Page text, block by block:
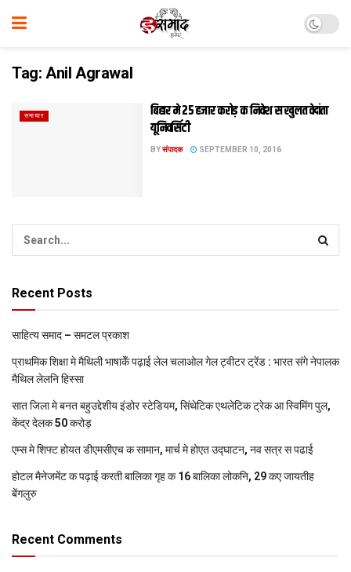
Tag: Anil Agrawal
समाचार
बिहार मे 25 हजार करोड़ क निवेश स खुलत वेदांता
यूनिवर्सिटी
BYसंपादक SEPTEMBER 10, 2016
Recent Posts
साहित्य समाद – समटल प्रकाश
प्राथमिक शि‍क्षा मे मैथि‍ली भाषाकेँ पढ़ाई लेल चलाओल गेल ट्वीटर ट्रेंड : भारत संगे नेपालक
मैथिल लेलनि हिस्सा
सात जिला मे बनत बहुउद्देशीय इंडोर स्‍टेडि‍यम, सिंथेटिक एथलेटिक ट्रेक आ स्विमिंग पुल,
केंद्र देलक 50 करोड़
एम्स मे शिफ्ट होयत डीएमसीएच क सामान, मार्च मे होएत उद्घाटन, नव सत्र स पढाई
होटल मैनेजमेंट क पढ़ाई करती बालिका गृह क 16 बालिका लोकनि, 29 कए जायतीह
बेंगलुरु
Recent Comments